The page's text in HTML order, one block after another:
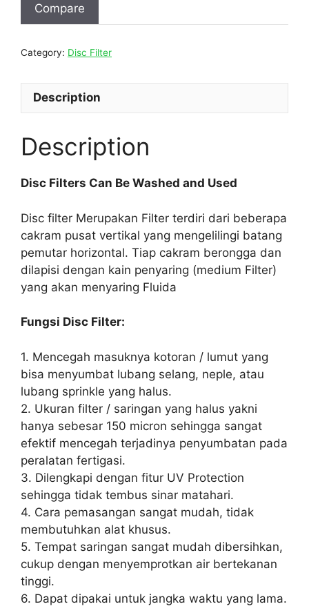
Compare
Category: Disc Filter
Description
Description
Disc Filters Can Be Washed and Used
Disc filter Merupakan Filter terdiri dari beberapa
cakram pusat vertikal yang mengelilingi batang
pemutar horizontal. Tiap cakram berongga dan
dilapisi dengan kain penyaring (medium Filter)
yang akan menyaring Fluida
Fungsi Disc Filter:
1. Mencegah masuknya kotoran / lumut yang
bisa menyumbat lubang selang, neple, atau
lubang sprinkle yang halus.
2. Ukuran filter / saringan yang halus yakni
hanya sebesar 150 micron sehingga sangat
efektif mencegah terjadinya penyumbatan pada
peralatan fertigasi.
3. Dilengkapi dengan fitur UV Protection
sehingga tidak tembus sinar matahari.
4. Cara pemasangan sangat mudah, tidak
membutuhkan alat khusus.
5. Tempat saringan sangat mudah dibersihkan,
cukup dengan menyemprotkan air bertekanan
tinggi.
6. Dapat dipakai untuk jangka waktu yang lama.